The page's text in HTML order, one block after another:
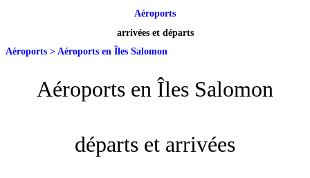
Aéroports
arrivées et départs
Aéroports > Aéroports en Îles Salomon
Aéroports en Îles Salomon
départs et arrivées